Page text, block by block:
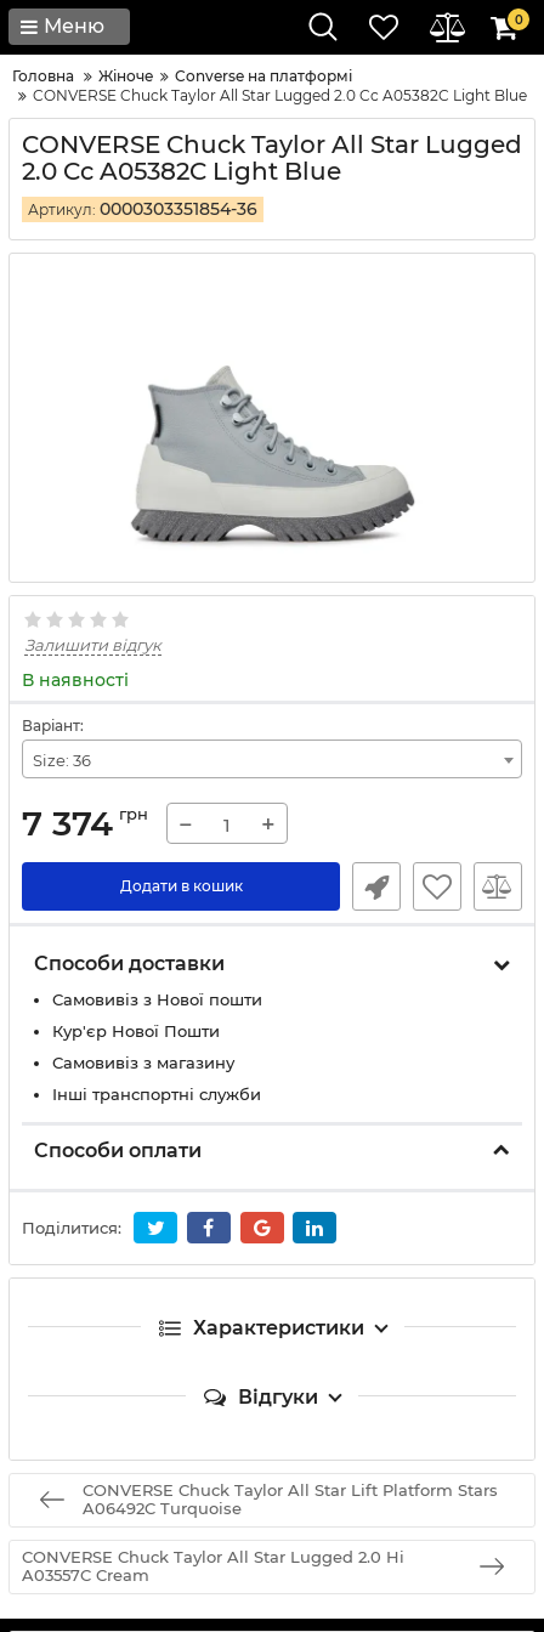
Меню 0
Головна Жіноче
Converse на платформі
CONVERSE Chuck Taylor All Star Lugged 2.0 Cc A05382C Light Blue
CONVERSE Chuck Taylor All Star Lugged
2.0 Cc A05382C Light Blue
Артикул: 0000303351854-36
Залишити відгук
В наявності
Варіант:
Size: 36
7 374 грн − +
Додати в кошик
Способи доставки
Самовивіз з Нової пошти
Кур'єр Нової Пошти
Самовивіз з магазину
Інші транспортні служби
Способи оплати
Поділитися:
Характеристики
Відгуки
CONVERSE Chuck Taylor All Star Lift Platform Stars
A06492C Turquoise
CONVERSE Chuck Taylor All Star Lugged 2.0 Hi
A03557C Cream